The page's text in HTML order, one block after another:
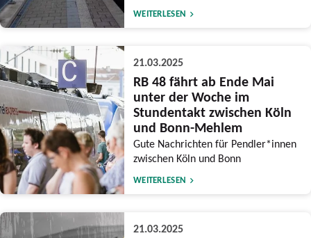
WEITERLESEN
21.03.2025
RB 48 fährt ab Ende Mai
unter der Woche im
Stundentakt zwischen Köln
und Bonn-Mehlem
Gute Nachrichten für Pendler*innen
zwischen Köln und Bonn
WEITERLESEN
21.03.2025